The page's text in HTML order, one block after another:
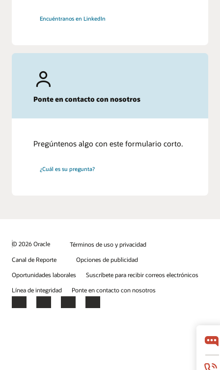
Encuéntranos en LinkedIn
Ponte en contacto con nosotros
Pregúntenos algo con este formulario corto.
¿Cuál es su pregunta?
© 2026 Oracle
Términos de uso y privacidad
Canal de Reporte
Opciones de publicidad
Oportunidades laborales
Suscríbete para recibir correos electrónicos
Línea de integridad
Ponte en contacto con nosotros
Facebook
X LinkedInYouTube